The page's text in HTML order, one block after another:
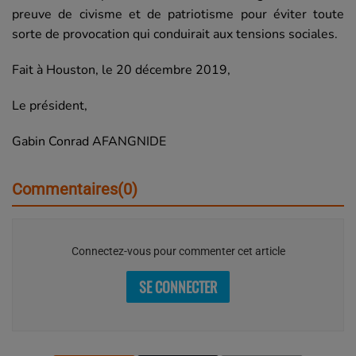
preuve de civisme et de patriotisme pour éviter toute
sorte de provocation qui conduirait aux tensions sociales.
Fait à Houston, le 20 décembre 2019,
Le président,
Gabin Conrad AFANGNIDE
Commentaires(0)
Connectez-vous pour commenter cet article
SE CONNECTER